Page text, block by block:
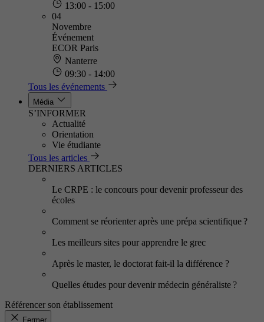
13:00 - 15:00
04
Novembre
Événement
ECOR Paris
Nanterre
09:30 - 14:00
Tous les événements
Média
S’INFORMER
Actualité
Orientation
Vie étudiante
Tous les articles
DERNIERS ARTICLES
Le CRPE : le concours pour devenir professeur des
écoles
Comment se réorienter après une prépa scientifique ?
Les meilleurs sites pour apprendre le grec
Après le master, le doctorat fait-il la différence ?
Quelles études pour devenir médecin généraliste ?
Référencer son établissement
Fermer